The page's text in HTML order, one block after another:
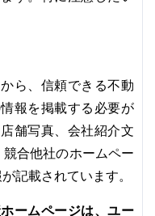
ら、信頼できる不動
報を掲載する必要が
舗写真、会社紹介文
合他社のホームペー
記載されています。
ームページは、ユー